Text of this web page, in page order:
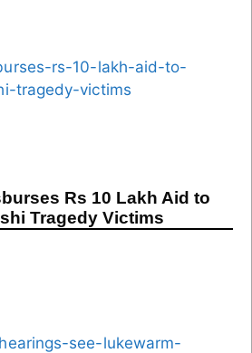
Rs 10 Lakh Aid to
Tragedy Victims